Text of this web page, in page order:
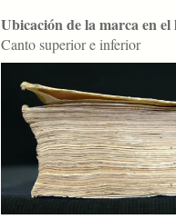
Ubicación de la marca en
Canto superior e inferior